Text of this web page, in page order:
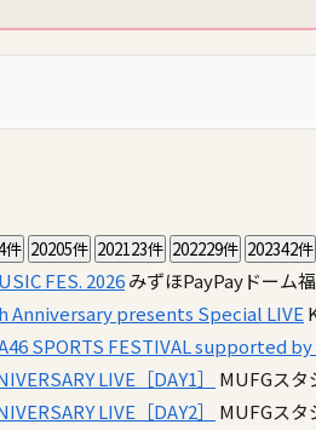
件 20205件 202123件 202229件 202342件
FES. 2026みずほPayPayドーム福
Anniversary presents Special LIVE
SPORTS FESTIVAL supported by
LIVE［DAY1］
MUFGスタ
LIVE［DAY2］
MUFGスタ